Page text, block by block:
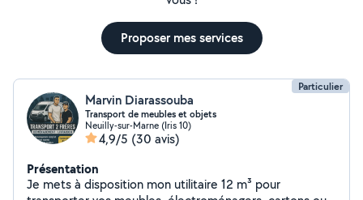
Proposer mes services
Particulier
Marvin Diarassouba
Transport de meubles et objets
Neuilly-sur-Marne (Iris 10)
4,9/5 (30 avis)
Présentation
Je mets à disposition mon utilitaire 12 m³ pour